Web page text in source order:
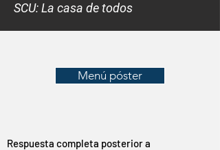
SCU: La casa de todos
Menú póster
Respuesta completa posterior a